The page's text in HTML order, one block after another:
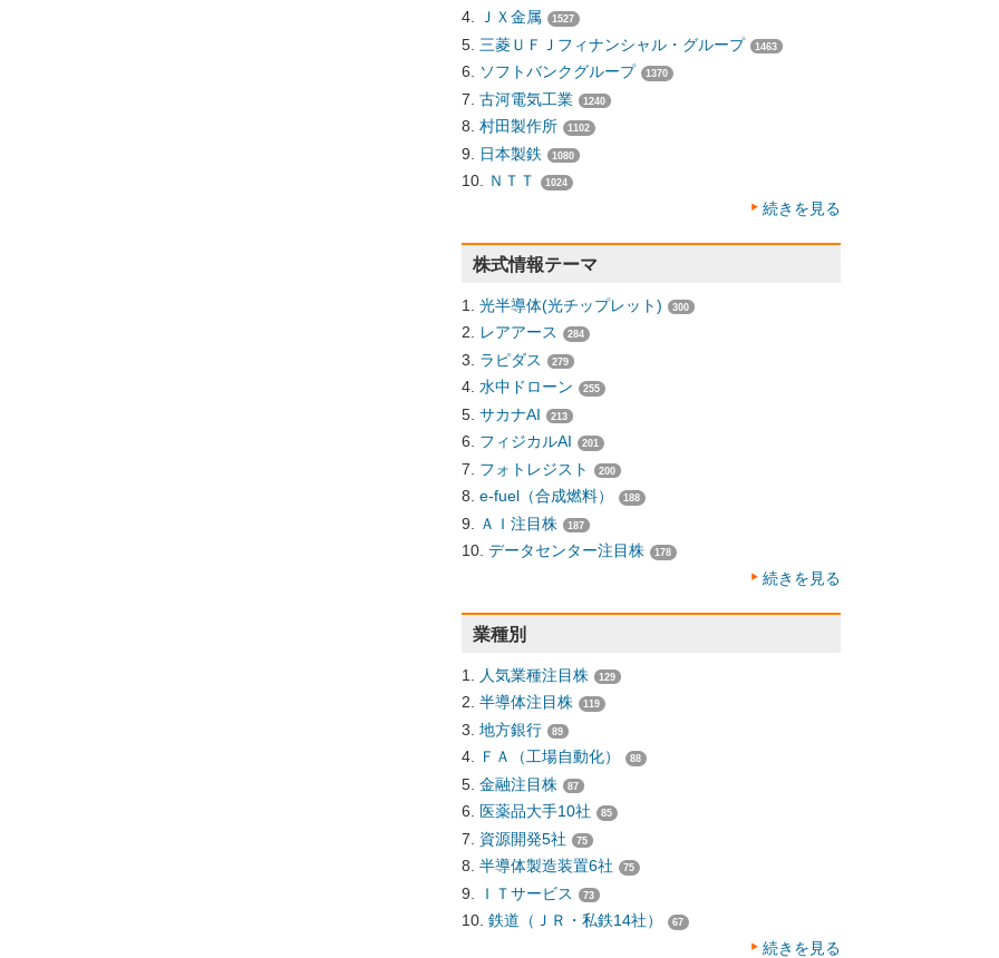
ＪＸ金属 1527
三菱ＵＦＪフィナンシャル・グループ 1463
ソフトバンクグループ 1370
古河電気工業 1240
村田製作所 1102
日本製鉄 1080
ＮＴＴ 1024
続きを見る
株式情報テーマ
光半導体(光チップレット) 300
レアアース 284
ラピダス 279
水中ドローン 255
サカナAI 213
フィジカルAI 201
フォトレジスト 200
e-fuel（合成燃料） 188
ＡＩ注目株 187
データセンター注目株 178
続きを見る
業種別
人気業種注目株 129
半導体注目株 119
地方銀行 89
ＦＡ（工場自動化） 88
金融注目株 87
医薬品大手10社 85
資源開発5社 75
半導体製造装置6社 75
ＩＴサービス 73
鉄道（ＪＲ・私鉄14社） 67
続きを見る